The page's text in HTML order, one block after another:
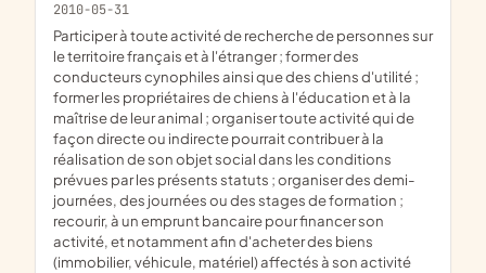
2010-05-31
participer à toute activité de recherche de personnes sur
le territoire français et à l'étranger ; former des
conducteurs cynophiles ainsi que des chiens d'utilité ;
former les propriétaires de chiens à l'éducation et à la
maîtrise de leur animal ; organiser toute activité qui de
façon directe ou indirecte pourrait contribuer à la
réalisation de son objet social dans les conditions
prévues par les présents statuts ; organiser des demi-
journées, des journées ou des stages de formation ;
recourir, à un emprunt bancaire pour financer son
activité, et notamment afin d'acheter des biens
(immobilier, véhicule, matériel) affectés à son activité